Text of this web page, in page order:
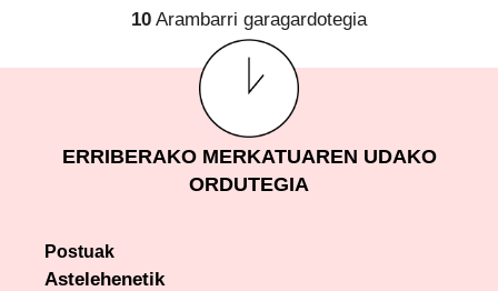
10 Arambarri garagardotegia
ERRIBERAKO MERKATUAREN UDAKO
ORDUTEGIA
Postuak
Astelehenetik